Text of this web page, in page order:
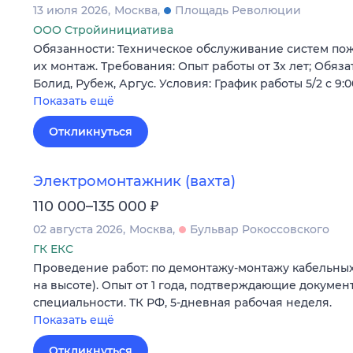
13 июля 2026 Москва
Площадь Революции
ООО Стройинициатива
Обязанности: Техническое обслуживание систем
их монтаж. Требования: Опыт работы от 3х лет;
Болид, Рубеж, Аргус. Условия: График работы 5/2 с
Показать ещё
Откликнуться
Электромонтажник (вахта)
110 000–135 000 ₽
02 августа 2026 Москва
Бульвар Рокоссовского
ГК ЕКС
Проведение работ: по демонтажу-монтажу
на высоте). Опыт от 1 года, подтверждающие
специальности. ТК РФ, 5-дневная рабочая неделя.
Показать ещё